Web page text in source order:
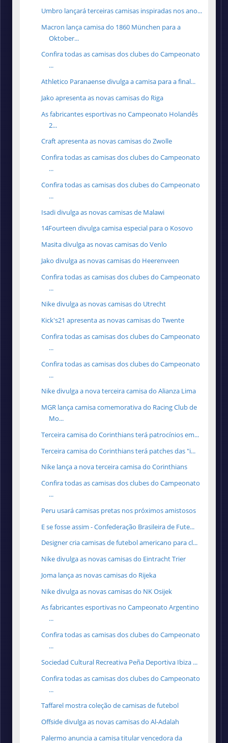
Umbro lançará terceiras camisas inspiradas nos ano...
Macron lança camisa do 1860 München para a
Oktober...
Confira todas as camisas dos clubes do Campeonato
...
Athletico Paranaense divulga a camisa para a final...
Jako apresenta as novas camisas do Riga
As fabricantes esportivas no Campeonato Holandês
2...
Craft apresenta as novas camisas do Zwolle
Confira todas as camisas dos clubes do Campeonato
...
Confira todas as camisas dos clubes do Campeonato
...
Isadi divulga as novas camisas de Malawi
14Fourteen divulga camisa especial para o Kosovo
Masita divulga as novas camisas do Venlo
Jako divulga as novas camisas do Heerenveen
Confira todas as camisas dos clubes do Campeonato
...
Nike divulga as novas camisas do Utrecht
Kick's21 apresenta as novas camisas do Twente
Confira todas as camisas dos clubes do Campeonato
...
Confira todas as camisas dos clubes do Campeonato
...
Nike divulga a nova terceira camisa do Alianza Lima
MGR lança camisa comemorativa do Racing Club de
Mo...
Terceira camisa do Corinthians terá patrocínios em...
Terceira camisa do Corinthians terá patches das "i...
Nike lança a nova terceira camisa do Corinthians
Confira todas as camisas dos clubes do Campeonato
...
Peru usará camisas pretas nos próximos amistosos
E se fosse assim - Confederação Brasileira de Fute...
Designer cria camisas de futebol americano para cl...
Nike divulga as novas camisas do Eintracht Trier
Joma lança as novas camisas do Rijeka
Nike divulga as novas camisas do NK Osijek
As fabricantes esportivas no Campeonato Argentino
...
Confira todas as camisas dos clubes do Campeonato
...
Sociedad Cultural Recreativa Peña Deportiva Ibiza ...
Confira todas as camisas dos clubes do Campeonato
...
Taffarel mostra coleção de camisas de futebol
Offside divulga as novas camisas do Al-Adalah
Palermo anuncia a camisa titular vencedora da